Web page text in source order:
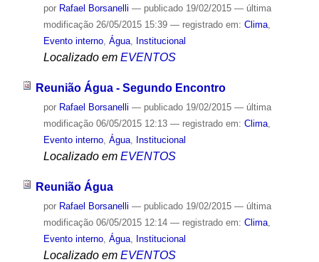
por Rafael Borsanelli — publicado19/02/2015 — última
modificação26/05/2015 15:39 — registrado em: Clima,
Evento interno, Água, Institucional
Localizado em EVENTOS
Reunião Água - Segundo Encontro
por Rafael Borsanelli — publicado19/02/2015 — última
modificação06/05/2015 12:13 — registrado em: Clima,
Evento interno, Água, Institucional
Localizado em EVENTOS
Reunião Água
por Rafael Borsanelli — publicado19/02/2015 — última
modificação06/05/2015 12:14 — registrado em: Clima,
Evento interno, Água, Institucional
Localizado em EVENTOS